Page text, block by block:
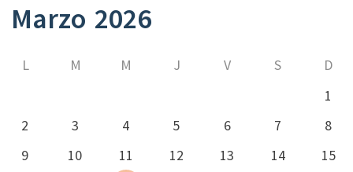
Marzo 2026
L M M J V S
D
1
2
3 4 5 6 7
8
9
10 11 12 13 14
15